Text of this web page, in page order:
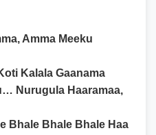
Amma Meeku
Kalala Gaanama
Nurugula Haaramaa,
Bhale Bhale Bhale Haa